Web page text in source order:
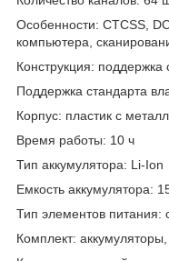
Особенности: CTCSS,
компьютера,
Конструкция:
Поддержка стандарта
Корпус: пластик с
Время работы: 10 ч
Тип аккумулятора: Li-Ion
Емкость аккумулятора:
Тип элементов питания:
Комплект: